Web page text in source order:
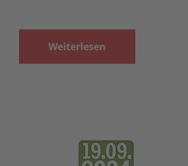
Weiterlesen